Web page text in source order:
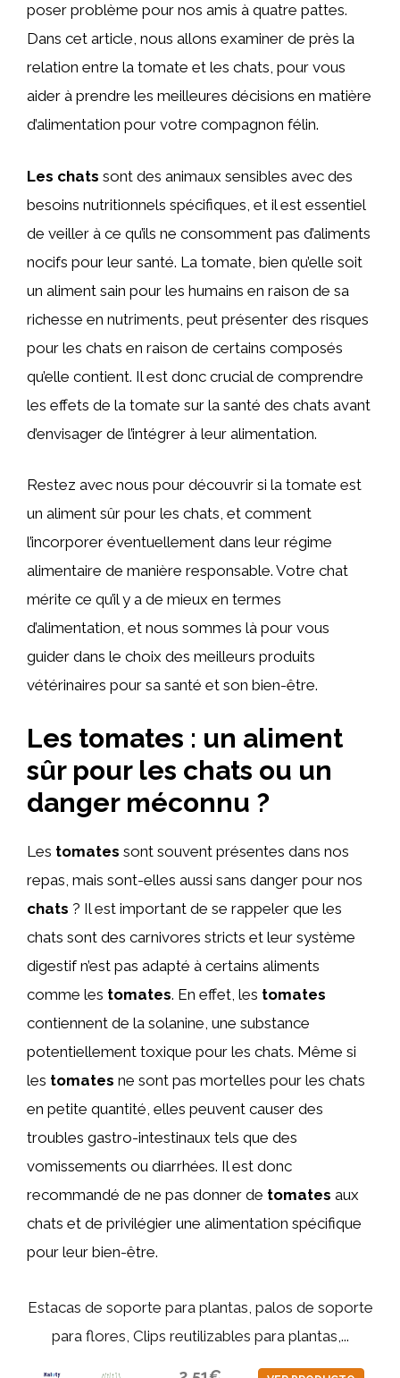
poser problème pour nos amis à quatre pattes.
Dans cet article, nous allons examiner de près la
relation entre la tomate et les chats, pour vous
aider à prendre les meilleures décisions en matière
d’alimentation pour votre compagnon félin.
Les chats sont des animaux sensibles avec des
besoins nutritionnels spécifiques, et il est essentiel
de veiller à ce qu’ils ne consomment pas d’aliments
nocifs pour leur santé. La tomate, bien qu’elle soit
un aliment sain pour les humains en raison de sa
richesse en nutriments, peut présenter des risques
pour les chats en raison de certains composés
qu’elle contient. Il est donc crucial de comprendre
les effets de la tomate sur la santé des chats avant
d’envisager de l’intégrer à leur alimentation.
Restez avec nous pour découvrir si la tomate est
un aliment sûr pour les chats, et comment
l’incorporer éventuellement dans leur régime
alimentaire de manière responsable. Votre chat
mérite ce qu’il y a de mieux en termes
d’alimentation, et nous sommes là pour vous
guider dans le choix des meilleurs produits
vétérinaires pour sa santé et son bien-être.
Les tomates : un aliment
sûr pour les chats ou un
danger méconnu ?
Les tomates sont souvent présentes dans nos
repas, mais sont-elles aussi sans danger pour nos
chats ? Il est important de se rappeler que les
chats sont des carnivores stricts et leur système
digestif n’est pas adapté à certains aliments
comme les tomates. En effet, les tomates
contiennent de la solanine, une substance
potentiellement toxique pour les chats. Même si
les tomates ne sont pas mortelles pour les chats
en petite quantité, elles peuvent causer des
troubles gastro-intestinaux tels que des
vomissements ou diarrhées. Il est donc
recommandé de ne pas donner de tomates aux
chats et de privilégier une alimentation spécifique
pour leur bien-être.
Estacas de soporte para plantas, palos de soporte
para flores, Clips reutilizables para plantas,...